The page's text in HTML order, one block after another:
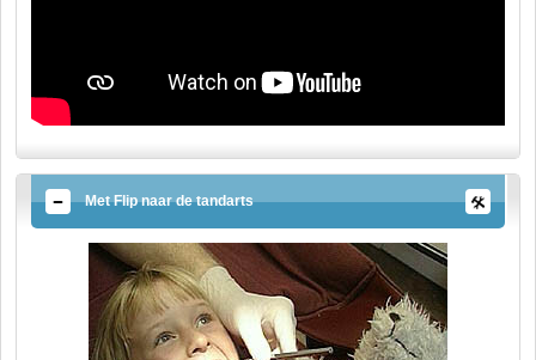
Met Flip naar de tandarts